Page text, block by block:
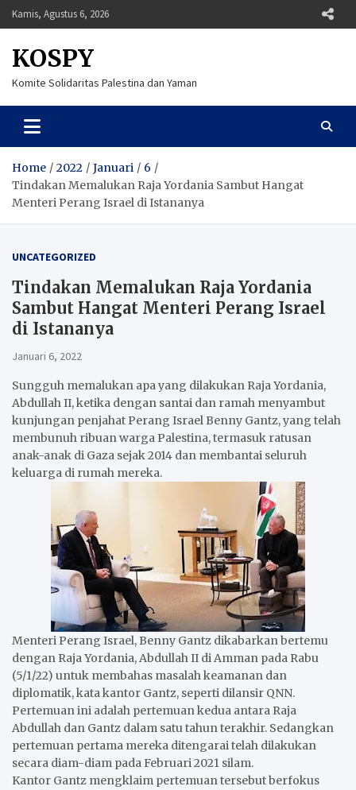
Skip
to
Kamis, Agustus 6, 2026
KOSPY
Komite Solidaritas Palestina dan Yaman
Home 2022 Januari
6
Tindakan Memalukan Raja Yordania Sambut Hangat
Menteri Perang Israel di Istananya
UNCATEGORIZED
Tindakan Memalukan Raja Yordania
Sambut Hangat Menteri Perang Israel
di Istananya
Januari 6, 2022
Sungguh memalukan apa yang dilakukan Raja Yordania,
Abdullah II, ketika dengan santai dan ramah menyambut
kunjungan penjahat Perang Israel Benny Gantz, yang telah
membunuh ribuan warga Palestina, termasuk ratusan
anak-anak di Gaza sejak 2014 dan membantai seluruh
keluarga di rumah mereka.
Menteri Perang Israel, Benny Gantz dikabarkan bertemu
dengan Raja Yordania, Abdullah II di Amman pada Rabu
(5/1/22) untuk membahas masalah keamanan dan
diplomatik, kata kantor Gantz, seperti dilansir QNN.
Pertemuan ini adalah pertemuan kedua antara Raja
Abdullah dan Gantz dalam satu tahun terakhir. Sedangkan
pertemuan pertama mereka ditengarai telah dilakukan
secara diam-diam pada Februari 2021 silam.
Kantor Gantz mengklaim pertemuan tersebut berfokus